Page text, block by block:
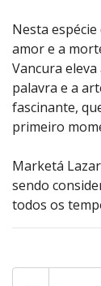
Nesta
amor e a
Vancura
palavra e a
fascinante,
primeiro
Marketá
sendo
todos os